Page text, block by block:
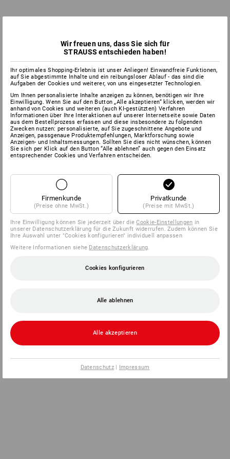
Wir freuen uns, dass Sie sich für
STRAUSS entschieden haben!
Ihr optimales Shopping-Erlebnis ist unser Anliegen! Einwandfreie Funktionen,
auf Sie abgestimmte Inhalte und ein reibungsloser Ablauf - das sind die
Aufgaben der Cookies und weiterer, von uns eingesetzter Technologien.
Um Ihnen personalisierte Inhalte anzeigen zu können, benötigen wir Ihre
Einwilligung. Wenn Sie auf den Button „Alle akzeptieren“ klicken, werden wir
anhand von Cookies und weiteren (auch KI-gestützten) Verfahren
Informationen über Ihre Interaktionen auf unserer Internetseite sowie Daten
aus dem Bestellprozess erfassen und diese insbesondere zu folgenden
Zwecken nutzen: personalisierte, auf Sie zugeschnittene Angebote und
Anzeigen, passgenaue Produktempfehlungen, Marktforschung sowie
Anzeigen- und Inhaltsmessungen. Sollten Sie dies nicht wünschen, können
Sie sich per Klick auf den Button “Alle ablehnen” auch gegen den Einsatz
entsprechender Cookies und Verfahren entscheiden.
Firmenkunde
(Preise ohne MwSt.)
Privatkunde
(Preise mit MwSt.)
Ihre Einwilligung können Sie jederzeit über dieCookie-Einstellungen in
unserer Datenschutzerklärung für die Zukunft widerrufen. Zudem können Sie
Ihre Auswahl unter "Cookies konfigurieren" individuell anpassen
Weitere Informationen siehe Datenschutzerklärung
Cookies konfigurieren
Alle ablehnen
Alle akzeptieren
Datenschutz| Impressum